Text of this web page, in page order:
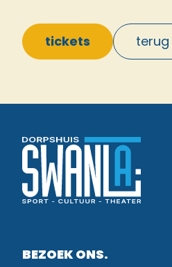
tickets terug
BEZOEK ONS.